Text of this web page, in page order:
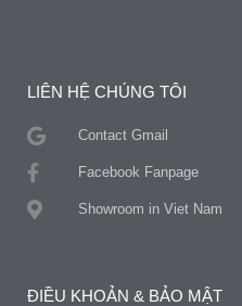
LIÊN HỆ CHÚNG TÔI
Contact Gmail
Facebook Fanpage
Showroom in Viet Nam
ĐIỀU KHOẢN & BẢO MẬT